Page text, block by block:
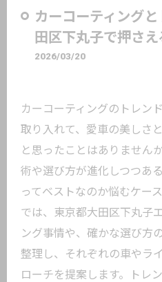
カーコーティング
田区下丸子で押さ
2026/03/20
カーコーティングのトレン
取り入れて、愛車の美しさ
と思ったことはありません
術や選び方が進化しつつあ
ってベストなのか悩むケー
では、東京都大田区下丸子
ング事情や、確かな選び方
整理し、それぞれの車やラ
ローチを提案します。トレ